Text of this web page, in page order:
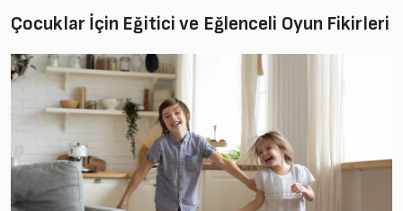
Çocuklar İçin Eğitici ve Eğlenceli Oyun Fikirleri